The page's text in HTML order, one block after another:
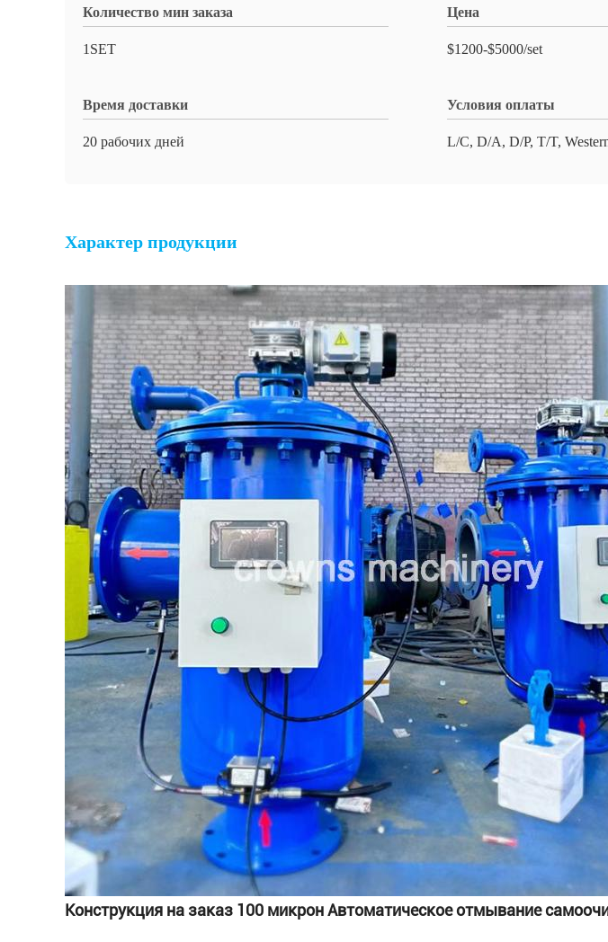
Количество мин заказа
1SET
Цена
$1200-$5000/set
Время доставки
20 рабочих дней
Условия оплаты
L/C, D/A, D/P, T/T,
Характер продукции
Конструкция на заказ 100 микрон Автоматическое отмывание